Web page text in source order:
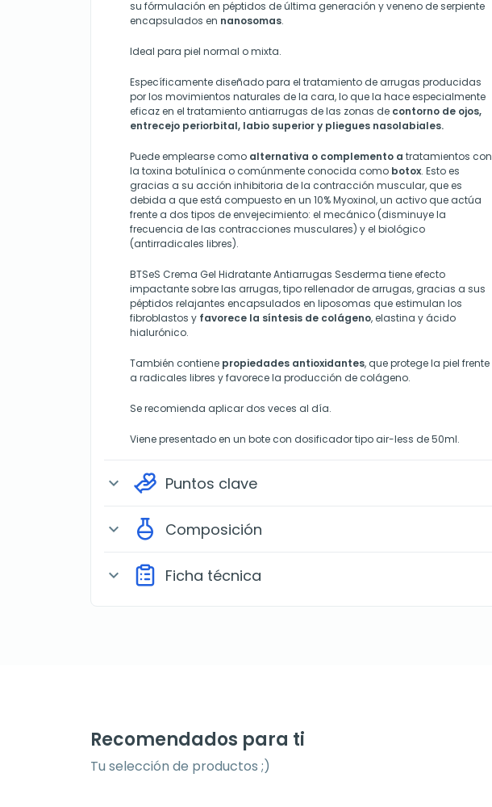
su fórmulación en péptidos de última generación y veneno de serpiente
encapsulados en nanosomas.
Ideal para piel normal o mixta.
Específicamente diseñado para el tratamiento de arrugas producidas
por los movimientos naturales de la cara, lo que la hace especialmente
eficaz en el tratamiento antiarrugas de las zonas de contorno de ojos,
entrecejo periorbital, labio superior y pliegues nasolabiales.
Puede emplearse como alternativa o complemento a tratamientos con
la toxina botulínica o comúnmente conocida como botox. Esto es
gracias a su acción inhibitoria de la contracción muscular, que es
debida a que está compuesto en un 10% Myoxinol, un activo que actúa
frente a dos tipos de envejecimiento: el mecánico (disminuye la
frecuencia de las contracciones musculares) y el biológico
(antirradicales libres).
BTSeS Crema Gel Hidratante Antiarrugas Sesderma tiene efecto
impactante sobre las arrugas, tipo rellenador de arrugas, gracias a sus
péptidos relajantes encapsulados en liposomas que estimulan los
fibroblastos y favorece la síntesis de colágeno, elastina y ácido
hialurónico.
También contiene propiedades antioxidantes, que protege la piel frente
a radicales libres y favorece la producción de colágeno.
Se recomienda aplicar dos veces al día.
Viene presentado en un bote con dosificador tipo air-less de 50ml.
expand_more Puntos clave
expand_more Composición
expand_more Ficha técnica
Recomendados para ti
Tu selección de productos ;)